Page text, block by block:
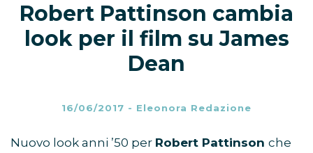
Robert Pattinson cambia
look per il film su James
Dean
16/06/2017 - Eleonora Redazione
Nuovo look anni ’50 per Robert Pattinson che